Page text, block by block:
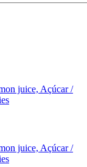
juice, Açúcar /
juice, Açúcar /